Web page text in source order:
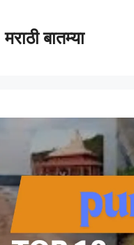
मराठी बातम्या